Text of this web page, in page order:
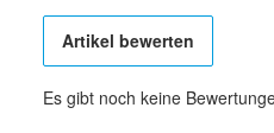
Artikel bewerten
Es gibt noch keine